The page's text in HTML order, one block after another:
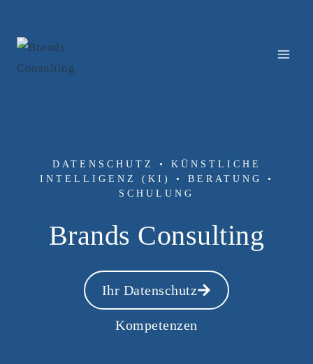
springen
DATENSCHUTZ • KÜNSTLICHE
INTELLIGENZ (KI) • BERATUNG •
SCHULUNG
Brands Consulting
Ihr Datenschutz
Kompetenzen